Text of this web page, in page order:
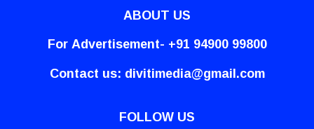
ABOUT US
For Advertisement- +91 94900 99800
Contact us: divitimedia@gmail.com
FOLLOW US